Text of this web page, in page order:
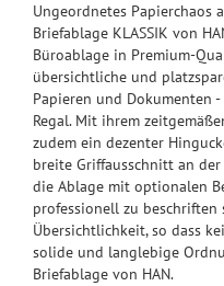
Ungeordnetes Papierchaos
Briefablage KLASSIK von
Büroablage in Premium-
übersichtliche und
Papieren und Dokumenten
Regal. Mit ihrem
zudem ein dezenter
breite Griffausschnitt an
die Ablage mit optionalen
professionell zu
Übersichtlichkeit, so dass
solide und langlebige
Briefablage von HAN.